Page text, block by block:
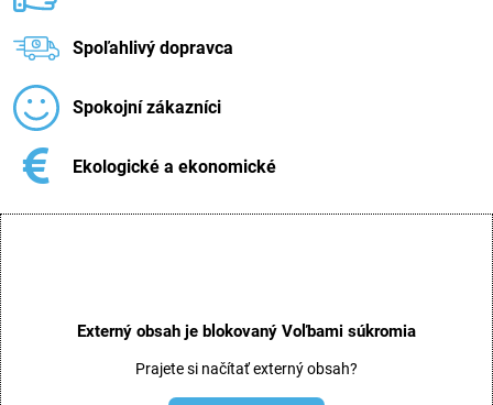
Spoľahlivý dopravca
Spokojní zákazníci
Ekologické a ekonomické
Externý obsah je blokovaný Voľbami súkromia
Prajete si načítať externý obsah?